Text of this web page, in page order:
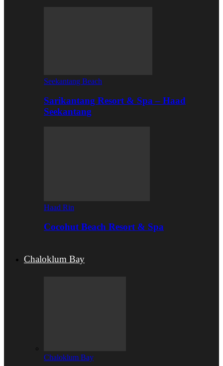
Seekantang Beach
Sarikantang Resort & Spa – Haad
Seekantang
Haad Rin
Cocohut Beach Resort & Spa
Chaloklum Bay
Chaloklum Bay